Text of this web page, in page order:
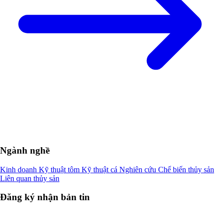
Ngành nghề
Kinh doanh Kỹ thuật tôm Kỹ thuật cá Nghiên cứu Chế biến thủy sản
Liên quan thủy sản
Đăng ký nhận bản tin